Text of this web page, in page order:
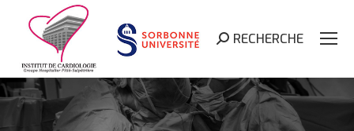
Search:
RECHERCHE